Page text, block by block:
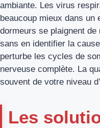
ambiante. Les virus
beaucoup mieux dans un
dormeurs se plaignent de
sans en identifier la
perturbe les cycles de
nerveuse complète. La
souvent de votre niveau
Les